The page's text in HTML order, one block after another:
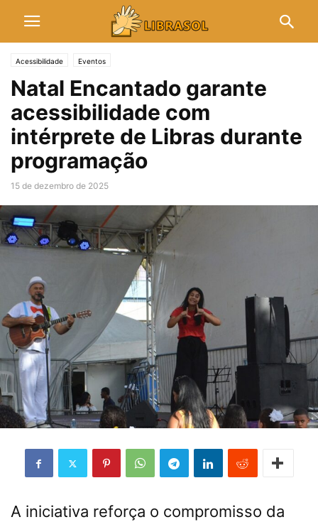
Acessibilidade Eventos
Natal Encantado garante
acessibilidade com
intérprete de Libras durante
programação
15 de dezembro de 2025
A iniciativa reforça o compromisso da